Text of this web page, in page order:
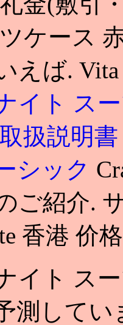
ツケース
えば. Vita
イト ス
扱説明書
シック
ご紹介.
香港 价
イト ス
測してい